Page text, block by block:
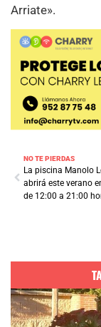
Arriate».
NO TE PIERDAS
La piscina Manolo
abrirá este verano
de 12:00 a 21:00